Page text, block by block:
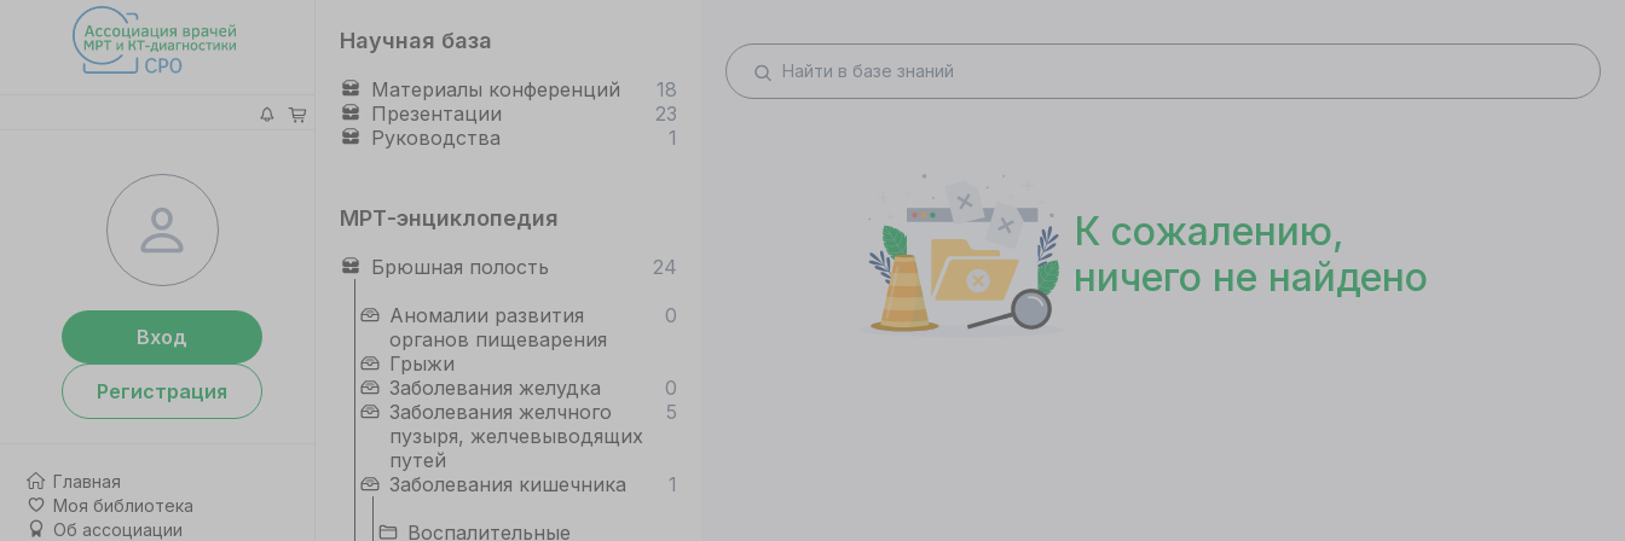
Вход
Регистрация
Главная
Моя библиотека
Об ассоциации
Научная база
Материалы конференций
18
Презентации
23
Руководства
1
МРТ-энциклопедия
Брюшная полость
24
Аномалии развития
органов пищеварения
0
Грыжи
Заболевания желудка
0
Заболевания желчного
пузыря, желчевыводящих
путей
5
Заболевания кишечника
1
Воспалительные
К сожалению,
ничего не найдено